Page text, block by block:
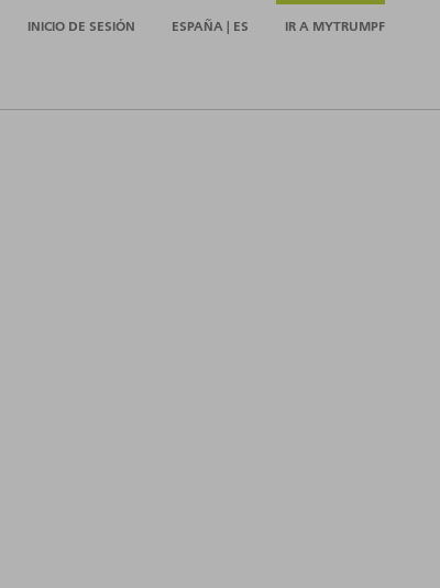
INICIO DE SESIÓN ESPAÑA | ES IR A MYTRUMPF